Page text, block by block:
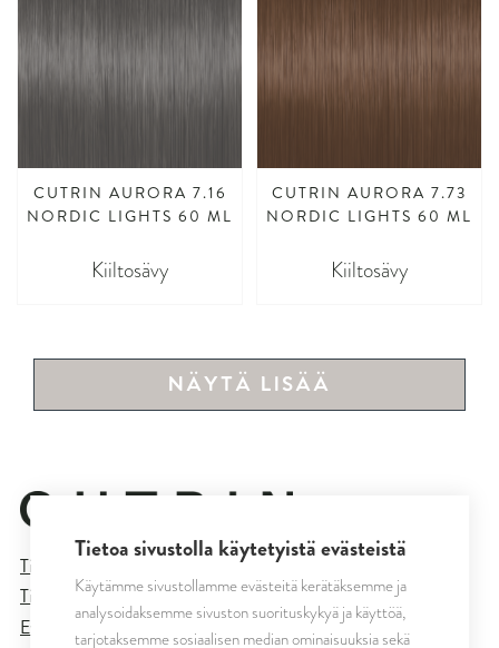
CUTRIN AURORA 7.16
NORDIC LIGHTS 60 ML
Kiiltosävy
CUTRIN AURORA 7.73
NORDIC LIGHTS 60 ML
Kiiltosävy
NÄYTÄ LISÄÄ
Tietosuojaseloste
Tilaus- ja toimitusehdot
Evästeasetukset
Tietoa sivustolla käytetyistä evästeistä
Käytämme sivustollamme evästeitä kerätäksemme ja
analysoidaksemme sivuston suorituskykyä ja käyttöä,
tarjotaksemme sosiaalisen median ominaisuuksia sekä